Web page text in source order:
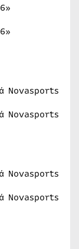
Novasports
Novasports
Novasports
Novasports